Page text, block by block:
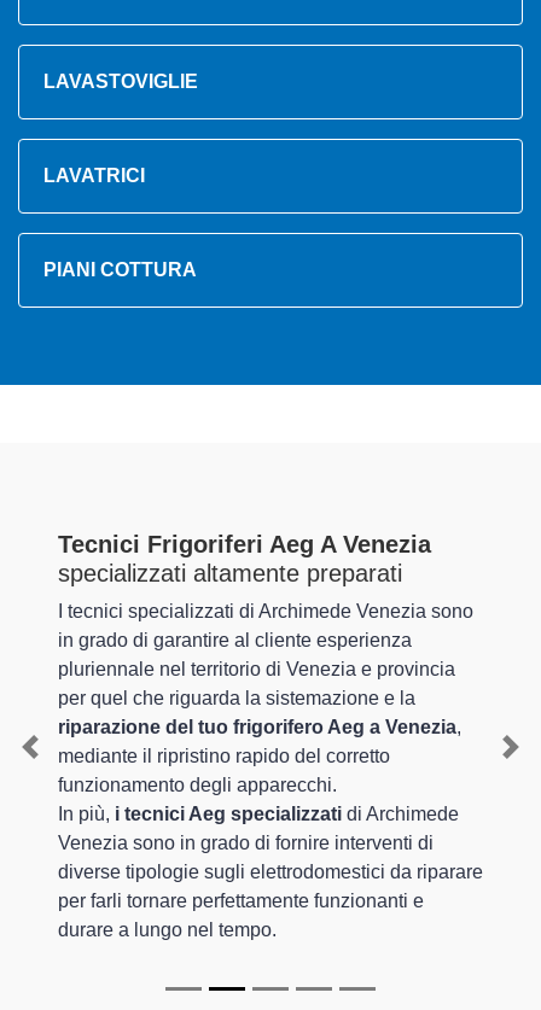
LAVASTOVIGLIE
LAVATRICI
PIANI COTTURA
Tecnici Frigoriferi Aeg A Venezia
specializzati altamente preparati
I tecnici specializzati di Archimede Venezia sono
in grado di garantire al cliente esperienza
pluriennale nel territorio di Venezia e provincia
per quel che riguarda la sistemazione e la
riparazione del tuo frigorifero Aeg a Venezia,
mediante il ripristino rapido del corretto
funzionamento degli apparecchi.
In più, i tecnici Aeg specializzati di Archimede
Venezia sono in grado di fornire interventi di
diverse tipologie sugli elettrodomestici da riparare
per farli tornare perfettamente funzionanti e
durare a lungo nel tempo.
Previous